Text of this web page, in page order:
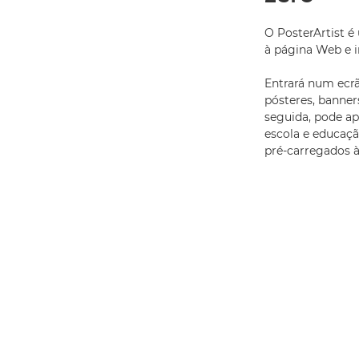
O PosterArtist é
à página Web e
Entrará num
pósteres,
seguida, pode
escola e
pré-carregados